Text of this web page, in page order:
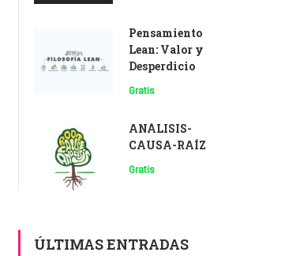
Pensamiento
Lean: Valor y
Desperdicio
Gratis
ANÁLISIS-
CAUSA-RAÍZ
Gratis
ÚLTIMAS ENTRADAS